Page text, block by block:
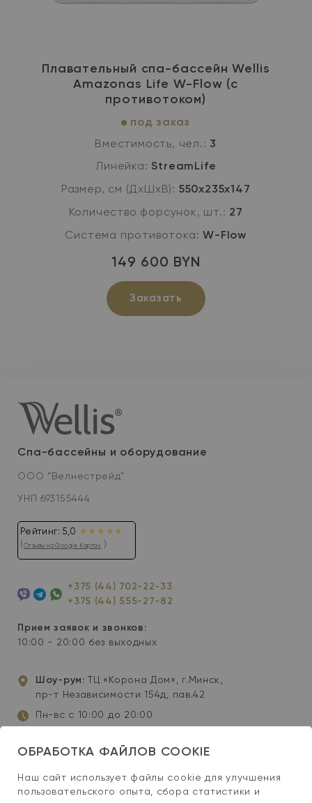
Плавательный спа-бассейн Wellis
Amazonas Life W-Flow (с
противотоком)
под заказ
Вместимость, чел.: 3
Линейка: StreamLife
Размер, см (ДхШхВ): 550х235х147
Количество форсунок, шт.: 27
Система противотока:W-Flow
149 600 BYN
Заказать
Спа-бассейны и оборудование
ООО “Велнестрейд”
УНП 693155444
Рейтинг: 5,0 ★★★★★
( Отзывы на Google Картах )
Telegram
WhatsApp
+375 (44) 702-22-33
+375 (44) 555-27-82
Прием заявок и звонков:
10:00 - 20:00 без выходных
Шоу-рум: ТЦ «Корона Дом», г.Минск,
пр-т Независимости 154д, пав.42
Пн-вс с 10:00 до 20:00
ОБРАБОТКА ФАЙЛОВ COOKIE
Наш сайт использует файлы cookie для улучшения
пользовательского опыта, сбора статистики и